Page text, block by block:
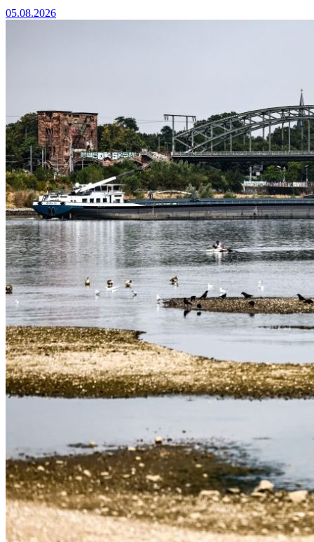
05.08.2026